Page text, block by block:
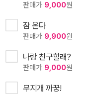
판매가 9,000원
잠 온다
판매가 9,900원
나랑 친구할래?
판매가 9,000원
무지개 까꿍!